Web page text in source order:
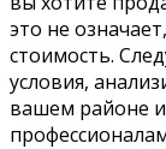
это не
стоимость.
условия,
вашем районе и